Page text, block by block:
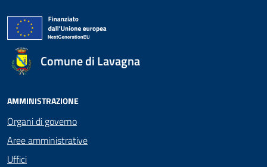
Comune di Lavagna
AMMINISTRAZIONE
Organi di governo
Aree amministrative
Uffici